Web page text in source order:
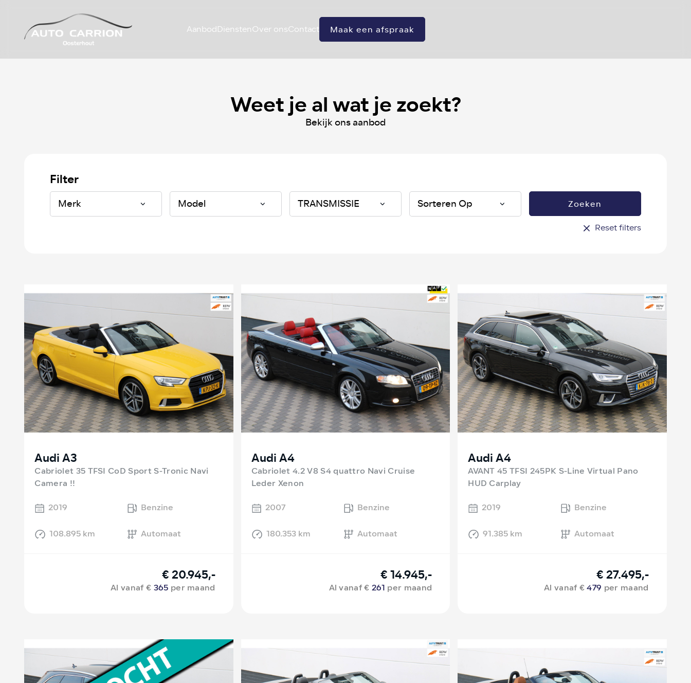
AanbodDienstenOver onsContact Maak een afspraak
Weet je al wat je zoekt?
Bekijk ons aanbod
Filter
Zoeken
Reset filters
Audi A3
Cabriolet 35 TFSI CoD Sport S-Tronic Navi
Camera !!
2019
Benzine
108.895 km Automaat
€ 20.945,-
Al vanaf € 365 per maand
Audi A4
Cabriolet 4.2 V8 S4 quattro Navi Cruise
Leder Xenon
2007
Benzine
180.353 km Automaat
€ 14.945,-
Al vanaf €261 per maand
Audi A4
AVANT 45 TFSI 245PK S-Line Virtual Pano
HUD Carplay
2019
Benzine
91.385 km Automaat
€ 27.495,-
Al vanaf €479 per maand